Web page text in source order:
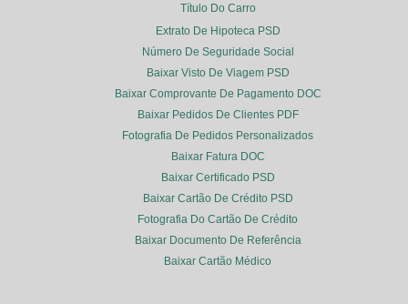
Título Do Carro
Extrato De Hipoteca PSD
Número De Seguridade Social
Baixar Visto De Viagem PSD
Baixar Comprovante De Pagamento DOC
Baixar Pedidos De Clientes PDF
Fotografia De Pedidos Personalizados
Baixar Fatura DOC
Baixar Certificado PSD
Baixar Cartão De Crédito PSD
Fotografia Do Cartão De Crédito
Baixar Documento De Referência
Baixar Cartão Médico